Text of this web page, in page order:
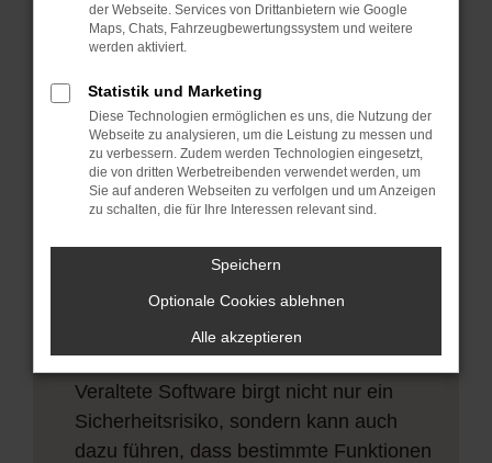
Prüfe deine Browsererweiterungen.
Manche Erweiterungen, wie
bestimmter Seiten verhindern.
Funktioniert die Seite in einem anderen
Browser oder in einem privaten Fenster?
Starte dein Gerät neu.
vorübergehende Probleme zu beheben.
Stelle sicher, dass dein Browser und
dein Betriebssystem auf dem neuesten
Stand sind.
Veraltete Software birgt nicht nur ein
Sicherheitsrisiko, sondern kann auch
dazu führen, dass bestimmte Funktionen
der Webseite. Services von Drittanbietern wie Google
Maps, Chats, Fahrzeugbewertungssystem und weitere
werden aktiviert.
Statistik und Marketing
Diese Technologien ermöglichen es uns, die Nutzung der
Webseite zu analysieren, um die Leistung zu messen und
zu verbessern. Zudem werden Technologien eingesetzt,
die von dritten Werbetreibenden verwendet werden, um
Sie auf anderen Webseiten zu verfolgen und um Anzeigen
zu schalten, die für Ihre Interessen relevant sind.
Speichern
Optionale Cookies ablehnen
Alle akzeptieren